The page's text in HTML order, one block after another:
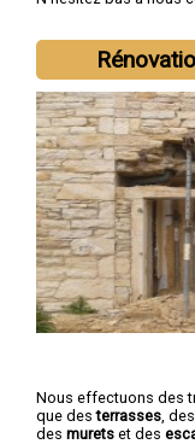
Nous intervenons
Cosne-Cours-sur-Loire
sur-Loire,
Machine
Nous effectuons des
que desterrasses , des
des murets et des